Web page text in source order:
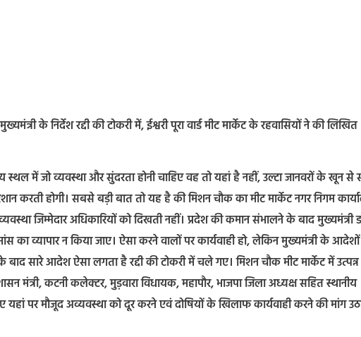
के निर्देश रद्दी की टोकरी में, ईश्वरी पूरा वार्ड मीट मार्केट के रहवासियों ने की लिखित
में जो व्यवस्था और सुंदरता होनी चाहिए वह तो यहां है नहीं, उल्टा जानवरों के खून से
करती होगी। सबसे बड़ी बात तो यह है की मिशन चौक का मीट मार्केट नगर निगम
जिम्मेदार अधिकारियों को दिखती नहीं। प्रदेश की कमान संभालने के बाद मुख्यमंत्री
का व्यापार न किया जाए। ऐसा करने वालों पर कार्यवाही हो, लेकिन मुख्यमंत्री के
सारे आदेश ऐसा लगता है रद्दी की टोकरी में चले गए। मिशन चौक मीट मार्केट में उत्पन्न
मंत्री, कटनी कलेक्टर, मुड़वारा विधायक, महापौर, भाजपा जिला अध्यक्ष सहित स्थानीय
पर मौजूद अव्यवस्था को दूर करने एवं दोषियों के खिलाफ कार्यवाही करने की मांग